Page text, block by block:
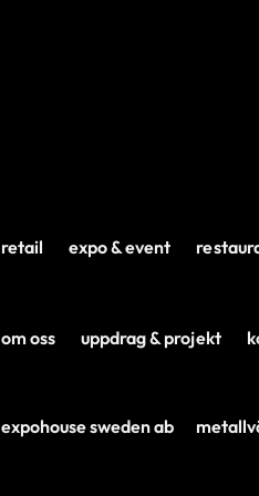
retail expo & event
om oss uppdrag & projekt
expohouse sweden ab